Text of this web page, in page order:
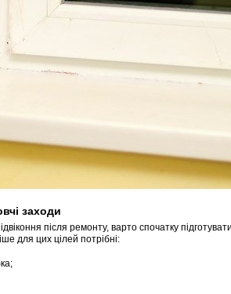
заходи
після ремонту, варто спочатку
для цих цілей потрібні: